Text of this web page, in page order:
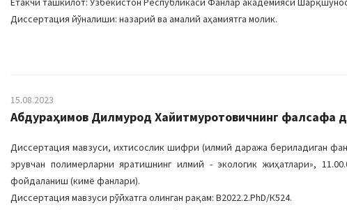
Диссертация йўналиши: назарий ва амалий аҳамиятга молик.
15.08.2023
Абдураҳимов Дилмурод Хайитмуротовичнинг фалсафа
Диссертация мавзуси, ихтисослик шифри (илмий даража бериладиган
эрувчан полимерларни яратишнинг илмий - экологик жиҳатлари»,
фойдаланиш (кимё фанлари).
Диссертация мавзуси рўйхатга олинган рақам: B2022.2.PhD/К524.